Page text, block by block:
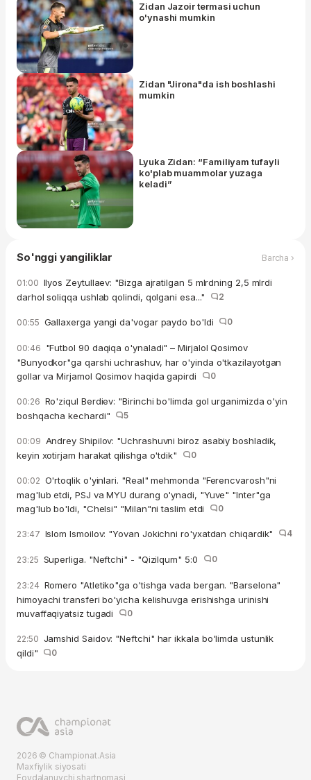
Zidan Jazoir termasi uchun
o'ynashi mumkin
Zidan "Jirona"da ish boshlashi
mumkin
Lyuka Zidan: “Familiyam tufayli
ko'plab muammolar yuzaga
keladi”
So'nggi yangiliklar Barcha ›
01:00 Ilyos Zeytullaev: "Bizga ajratilgan 5 mlrdning 2,5 mlrdi
darhol soliqqa ushlab qolindi, qolgani esa..."
2
00:55 Gallaxerga yangi da'vogar paydo bo'ldi 0
00:46 "Futbol 90 daqiqa o'ynaladi" – Mirjalol Qosimov
"Bunyodkor"ga qarshi uchrashuv, har o'yinda o'tkazilayotgan
gollar va Mirjamol Qosimov haqida gapirdi
0
00:26 Ro'ziqul Berdiev: "Birinchi bo'limda gol urganimizda o'yin
boshqacha kechardi"
5
00:09 Andrey Shipilov: "Uchrashuvni biroz asabiy boshladik,
keyin xotirjam harakat qilishga o'tdik"
0
00:02 O'rtoqlik o'yinlari. "Real" mehmonda "Ferencvarosh"ni
mag'lub etdi, PSJ va MYU durang o'ynadi, "Yuve" "Inter"ga
mag'lub bo'ldi, "Chelsi" "Milan"ni taslim etdi
0
23:47 Islom Ismoilov: "Yovan Jokichni ro'yxatdan chiqardik" 4
23:25 Superliga. "Neftchi" - "Qizilqum" 5:0 0
23:24 Romero "Atletiko"ga o'tishga vada bergan. "Barselona"
himoyachi transferi bo'yicha kelishuvga erishishga urinishi
muvaffaqiyatsiz tugadi
0
22:50 Jamshid Saidov: "Neftchi" har ikkala bo'limda ustunlik
qildi"
0
2026 © Championat.Asia
Maxfiylik siyosati
Foydalanuvchi shartnomasi